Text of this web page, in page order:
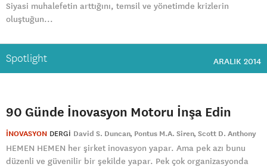
Siyasi muhalefetin arttığını, temsil ve yönetimde krizlerin
oluştuğun...
Spotlight ARALIK 2014
90 Günde İnovasyon Motoru İnşa Edin
İNOVASYON DERGI David S. Duncan Pontus M.A. Siren Scott D. Anthony
HEMEN HEMEN her şirket inovasyon yapar. Ama pek azı bunu
düzenli ve güvenilir bir şekilde yapar. Pek çok organizasyonda